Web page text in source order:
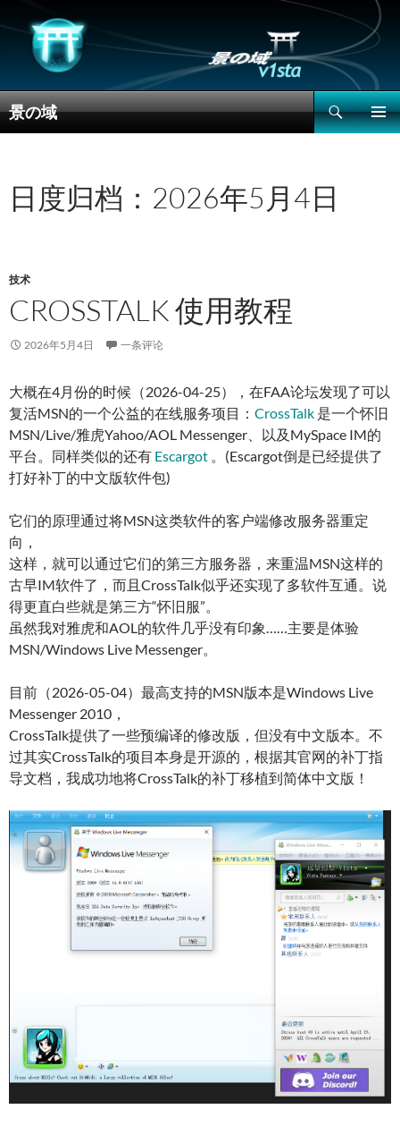
景の域
搜
索
文
日度归档：2026年5月4日
技术
CROSSTALK 使用教程
2026年5月4日 一条评论
大概在4月份的时候（2026-04-25），在FAA论坛发现了可以
复活MSN的一个公益的在线服务项目： CrossTalk 是一个怀旧
MSN/Live/雅虎Yahoo/AOL Messenger、以及MySpace IM的
平台。同样类似的还有 Escargot 。(Escargot倒是已经提供了
打好补丁的中文版软件包)
它们的原理通过将MSN这类软件的客户端修改服务器重定
向，
这样，就可以通过它们的第三方服务器，来重温MSN这样的
古早IM软件了，而且CrossTalk似乎还实现了多软件互通。说
得更直白些就是第三方“怀旧服”。
虽然我对雅虎和AOL的软件几乎没有印象……主要是体验
MSN/Windows Live Messenger。
目前（2026-05-04）最高支持的MSN版本是Windows Live
Messenger 2010，
CrossTalk提供了一些预编译的修改版，但没有中文版本。不
过其实CrossTalk的项目本身是开源的，根据其官网的补丁指
导文档，我成功地将CrossTalk的补丁移植到简体中文版！